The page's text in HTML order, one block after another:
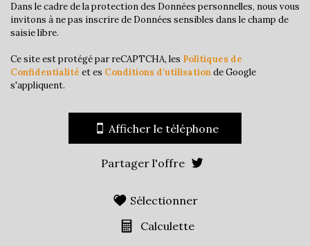
Nombre d'enfants par famille
0,75
Familles sans enfant
Familles avec 1 ou 2 enfants
Maisons
Familles avec 3 enfants
Dans le cadre de la protection des Données personnelles, nous vous
invitons à ne pas inscrire de Données sensibles dans le champ de
saisie libre.
Ce site est protégé par reCAPTCHA, les Politiques de
Confidentialité et es Conditions d'utilisationde Google
s'appliquent.
Afficher le téléphone
Partager l'offre
Sélectionner
Calculette